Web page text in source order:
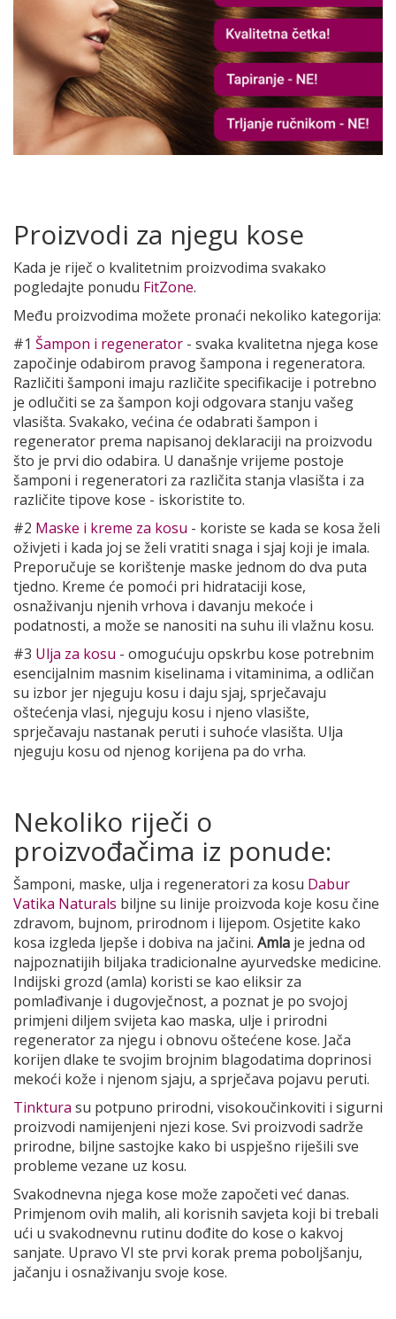
Proizvodi za njegu kose
Kada je riječ o kvalitetnim proizvodima svakako
pogledajte ponudu FitZone.
Među proizvodima možete pronaći nekoliko kategorija:
#1 Šampon i regenerator - svaka kvalitetna njega kose
započinje odabirom pravog šampona i regeneratora.
Različiti šamponi imaju različite specifikacije i potrebno
je odlučiti se za šampon koji odgovara stanju vašeg
vlasišta. Svakako, većina će odabrati šampon i
regenerator prema napisanoj deklaraciji na proizvodu
što je prvi dio odabira. U današnje vrijeme postoje
šamponi i regeneratori za različita stanja vlasišta i za
različite tipove kose - iskoristite to.
#2 Maske i kreme za kosu - koriste se kada se kosa želi
oživjeti i kada joj se želi vratiti snaga i sjaj koji je imala.
Preporučuje se korištenje maske jednom do dva puta
tjedno. Kreme će pomoći pri hidrataciji kose,
osnaživanju njenih vrhova i davanju mekoće i
podatnosti, a može se nanositi na suhu ili vlažnu kosu.
#3 Ulja za kosu - omogućuju opskrbu kose potrebnim
esencijalnim masnim kiselinama i vitaminima, a odličan
su izbor jer njeguju kosu i daju sjaj, sprječavaju
oštećenja vlasi, njeguju kosu i njeno vlasište,
sprječavaju nastanak peruti i suhoće vlasišta. Ulja
njeguju kosu od njenog korijena pa do vrha.
Nekoliko riječi o
proizvođačima iz ponude:
Šamponi, maske, ulja i regeneratori za kosu Dabur
Vatika Naturals biljne su linije proizvoda koje kosu čine
zdravom, bujnom, prirodnom i lijepom. Osjetite kako
kosa izgleda ljepše i dobiva na jačini. Amla je jedna od
najpoznatijih biljaka tradicionalne ayurvedske medicine.
Indijski grozd (amla) koristi se kao eliksir za
pomlađivanje i dugovječnost, a poznat je po svojoj
primjeni diljem svijeta kao maska, ulje i prirodni
regenerator za njegu i obnovu oštećene kose. Jača
korijen dlake te svojim brojnim blagodatima doprinosi
mekoći kože i njenom sjaju, a sprječava pojavu peruti.
Tinktura su potpuno prirodni, visokoučinkoviti i sigurni
proizvodi namijenjeni njezi kose. Svi proizvodi sadrže
prirodne, biljne sastojke kako bi uspješno riješili sve
probleme vezane uz kosu.
Svakodnevna njega kose može započeti već danas.
Primjenom ovih malih, ali korisnih savjeta koji bi trebali
ući u svakodnevnu rutinu dođite do kose o kakvoj
sanjate. Upravo VI ste prvi korak prema poboljšanju,
jačanju i osnaživanju svoje kose.